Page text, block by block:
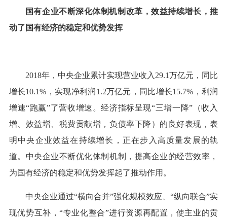
国有企业不断深化体制机制改革，效益持续增长，推
动了国有经济的稳定和优势发挥
2018年，中央企业累计实现营业收入29.1万亿元，同比
增长10.1%，实现净利润1.2万亿元，同比增长15.7%，利润
增速“跑赢”了营收增速。经济指标呈现“三增一降”（收入
增、效益增、税费贡献增，负债率下降）的良好表现，表
明中央企业效益在持续增长，正在步入高质量发展的轨
道。中央企业不断优化体制机制，提高企业的经营效率，
为国有经济的稳定和优势发挥起了推动作用。
中央企业通过“横向合并”强化规模效应、“纵向联合”实
现优势互补，“专业化整合”进行资源再配置，使主业的贡